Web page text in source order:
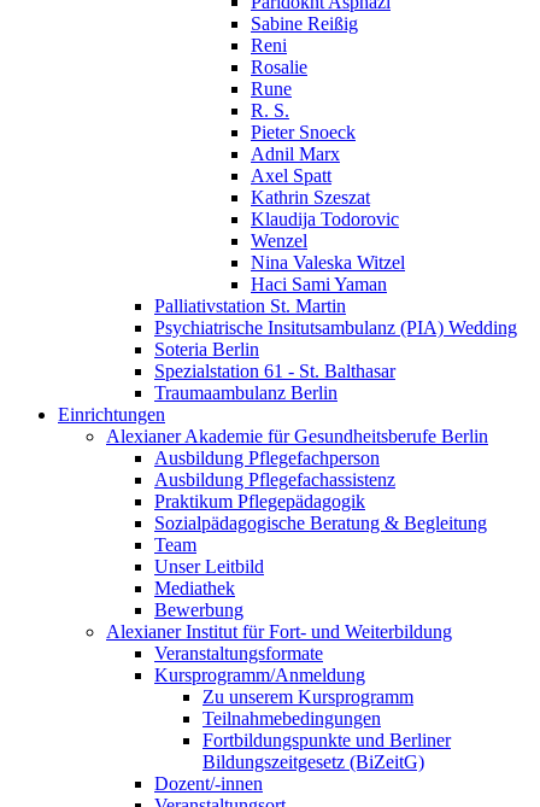
Sabine Reißig
Reni
Rosalie
Rune
R. S.
Pieter Snoeck
Adnil Marx
Axel Spatt
Kathrin Szeszat
Klaudija Todorovic
Wenzel
Nina Valeska Witzel
Haci Sami Yaman
Palliativstation St. Martin
Psychiatrische Insitutsambulanz (PIA) Wedding
Soteria Berlin
Spezialstation 61 - St. Balthasar
Traumaambulanz Berlin
Einrichtungen
Alexianer Akademie für Gesundheitsberufe Berlin
Ausbildung Pflegefachperson
Ausbildung Pflegefachassistenz
Praktikum Pflegepädagogik
Sozialpädagogische Beratung & Begleitung
Team
Unser Leitbild
Mediathek
Bewerbung
Alexianer Institut für Fort- und Weiterbildung
Veranstaltungsformate
Kursprogramm/Anmeldung
Zu unserem Kursprogramm
Teilnahmebedingungen
Fortbildungspunkte und Berliner
Bildungszeitgesetz (BiZeitG)
Dozent/-innen